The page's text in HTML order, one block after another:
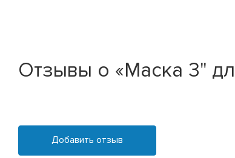
Отзывы о «Маска 3"
Добавить отзыв